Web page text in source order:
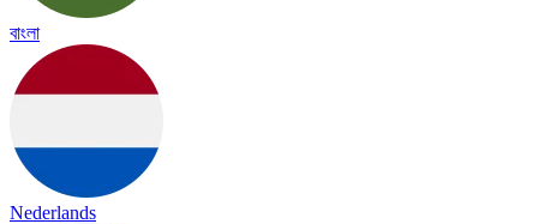
বাংলা
Nederlands